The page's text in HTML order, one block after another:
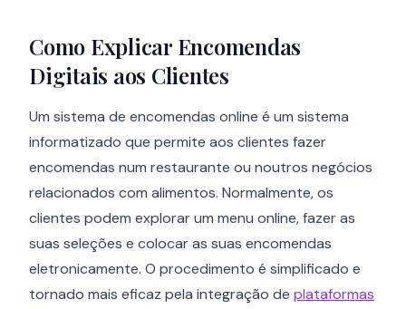
Como Explicar Encomendas
Digitais aos Clientes
Um sistema de encomendas online é um sistema
informatizado que permite aos clientes fazer
encomendas num restaurante ou noutros negócios
relacionados com alimentos. Normalmente, os
clientes podem explorar um menu online, fazer as
suas seleções e colocar as suas encomendas
eletronicamente. O procedimento é simplificado e
tornado mais eficaz pela integração de plataformas